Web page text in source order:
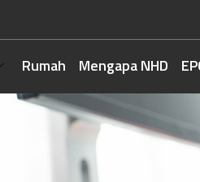
Rumah Mengapa NHD